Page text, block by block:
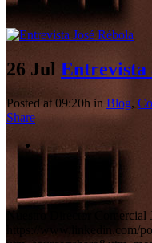
26 Jul Entrevista
Posted at 09:20h in Blog,
Share
Nuestro Director Comercial
https://www.linkedin.com/